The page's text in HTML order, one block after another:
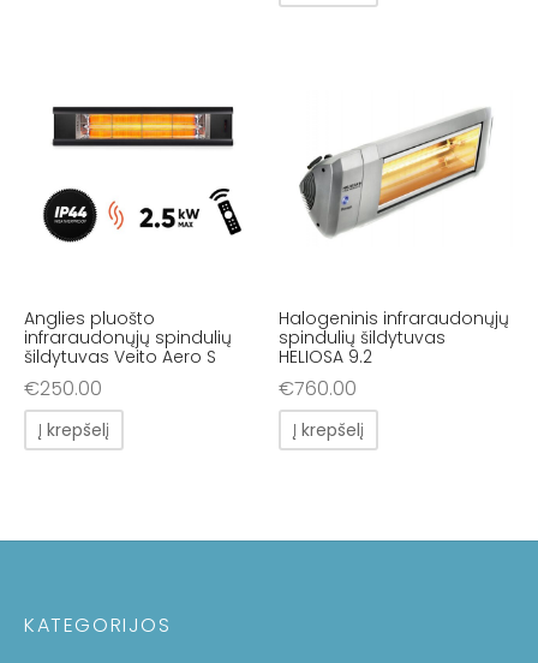
Anglies pluošto
infraraudonųjų spindulių
šildytuvas Veito Aero S
€250.00
Į krepšelį
Halogeninis infraraudonųjų
spindulių šildytuvas
HELIOSA 9.2
€760.00
Į krepšelį
KATEGORIJOS